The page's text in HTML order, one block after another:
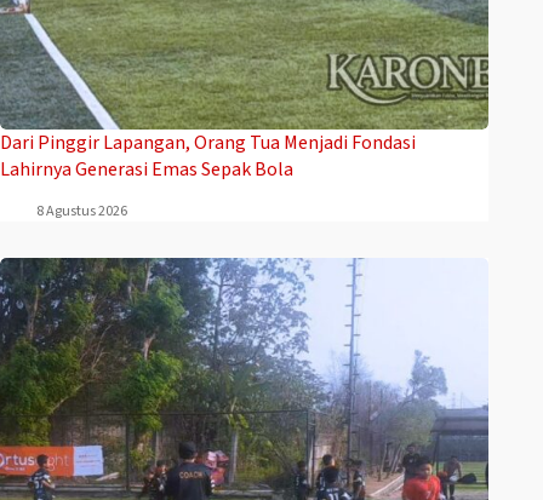
Dari Pinggir Lapangan, Orang Tua Menjadi Fondasi
Lahirnya Generasi Emas Sepak Bola
8 Agustus 2026